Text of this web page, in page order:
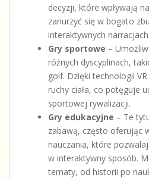
decyzji, które wpływają
zanurzyć się w bogato
interaktywnych narracjach.
Gry sportowe –
różnych dyscyplinach,
golf. Dzięki technologii
ruchy ciała, co potęguje
sportowej rywalizacji.
Gry edukacyjne – Te
zabawą, często oferując
nauczania, które
w interaktywny sposób.
tematy, od historii po